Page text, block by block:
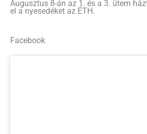
Augusztus 8-án az 1. és a 3. ütem
el a nyesedéket az ÉTH.
Facebook